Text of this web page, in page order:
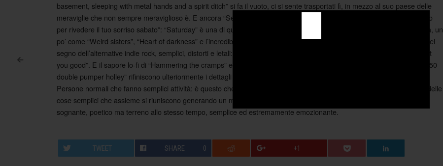
Post navigation
<
basement, sleeping with metal hands and a spirit ditch” si fa il vuoto, ci si sente trasportati lì, in mezzo al suo paese delle
meraviglie che non sempre meraviglioso è. E ancora “Sei una casa, sei un ospedale, andrei all’inferno e tornerei indietro
per rivedere il tuo sorriso sabato”: “Saturday” è una di quelle ballate dolci e di grande effetto che sono nascoste qua e là, un
po’ come “Weird sisters”, “Heart of darkness” e l’incredibile “Cow”. Non bisogna affatto dimenticare quei pezzi costruiti nel
segno dell’alternative indie rock, semplici, distorti e letali: “Tears on fresh fruit”, “Rainmaker” oppure “Someday I will treat
you good”. E il sapore lo-fi di “Hammering the cramps” e il rumorismo di frammenti come “Little bastard choo choo” e “850
double pumper holley” rifiniscono ulteriormente i dettagli dando rotondità ad un lavoro completo.
Persone normali che fanno semplici attività: è questo che sta dentro a questo lavoro dal titolo kilometrico, è la bellezza delle
cose semplici che assieme si riuniscono generando un mondo incredibile. Un disco da cui non si può prescindere: vero,
sognante, poetico ma terreno allo stesso tempo, semplice ed estremamente emozionante.
TWEET SHARE 0 +1